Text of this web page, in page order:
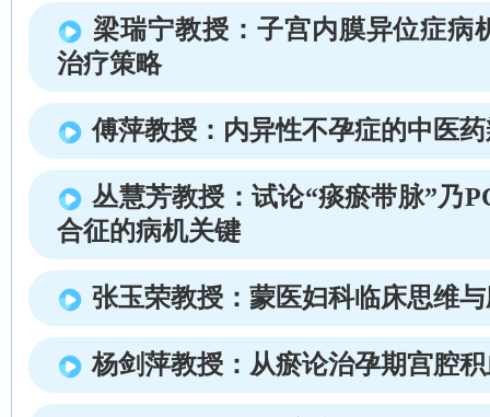
梁瑞宁教授：子宫内膜异位症病
治疗策略
傅萍教授：内异性不孕症的中医
丛慧芳教授：试论“痰瘀带脉”乃
合征的病机关键
张玉荣教授：蒙医妇科临床思维
杨剑萍教授：从瘀论治孕期宫腔